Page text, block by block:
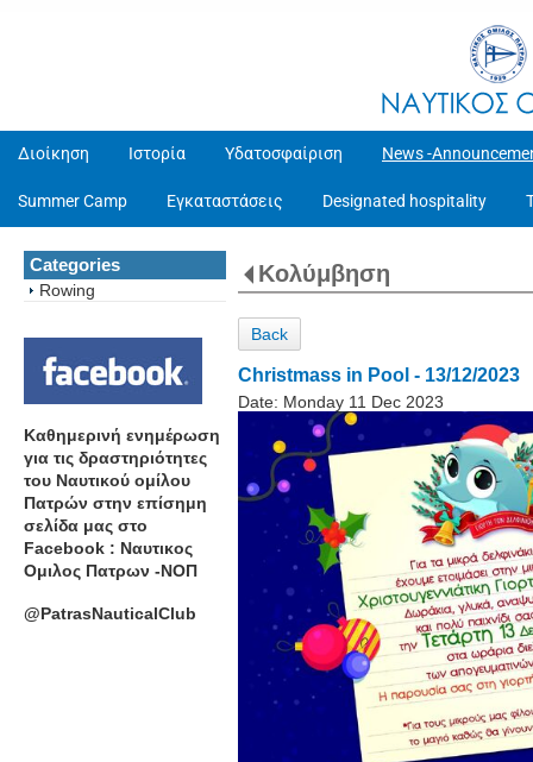
Διοίκηση Ιστορία Υδατοσφαίριση News -
Summer Camp Εγκαταστάσεις Designated hospitality
Categories
Rowing
Καθημερινή ενημέρωση
για τις δραστηριότητες
του Ναυτικού ομίλου
Πατρών στην επίσημη
σελίδα μας στο
Facebook : Ναυτικος
Ομιλος Πατρων -ΝΟΠ
@PatrasNauticalClub
Κολύμβηση
Back
Christmass in Pool - 13/12/2023
Date: Monday 11 Dec 2023